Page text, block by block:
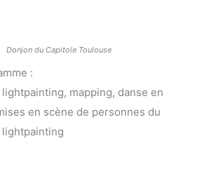
Donjon du Capitole Toulouse
:
mapping, danse en
en scène de personnes du